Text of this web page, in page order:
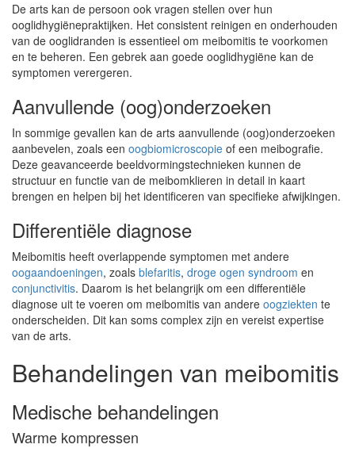
De arts kan de persoon ook vragen stellen over hun
ooglidhygiënepraktijken. Het consistent reinigen en onderhouden
van de ooglidranden is essentieel om meibomitis te voorkomen
en te beheren. Een gebrek aan goede ooglidhygiëne kan de
symptomen verergeren.
Aanvullende (oog)onderzoeken
In sommige gevallen kan de arts aanvullende (oog)onderzoeken
aanbevelen, zoals een oogbiomicroscopie of een meibografie.
Deze geavanceerde beeldvormingstechnieken kunnen de
structuur en functie van de meibomklieren in detail in kaart
brengen en helpen bij het identificeren van specifieke afwijkingen.
Differentiële diagnose
Meibomitis heeft overlappende symptomen met andere
oogaandoeningen, zoals blefaritis, droge ogen syndroom en
conjunctivitis. Daarom is het belangrijk om een differentiële
diagnose uit te voeren om meibomitis van andere oogziekten te
onderscheiden. Dit kan soms complex zijn en vereist expertise
van de arts.
Behandelingen van meibomitis
Medische behandelingen
Warme kompressen